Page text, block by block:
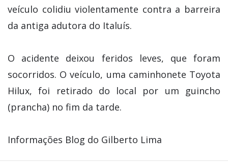
veículo colidiu violentamente contra a barreira
da antiga adutora do Italuís.
O acidente deixou feridos leves, que foram
socorridos. O veículo, uma caminhonete Toyota
Hilux, foi retirado do local por um guincho
(prancha) no fim da tarde.
Informações Blog do Gilberto Lima